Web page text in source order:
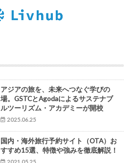
アジアの旅を、未来へつなぐ学びの
場。GSTCとAgodaによるサステナブ
ルツーリズム・アカデミーが開校
2025.06.25
国内・海外旅行予約サイト（OTA）お
すすめ15選、特徴や強みを徹底解説！